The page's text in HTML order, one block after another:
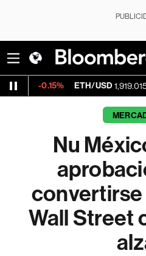
ETH/USD 1,919.015 -0.04%
Nu
convertirse
Wall Street